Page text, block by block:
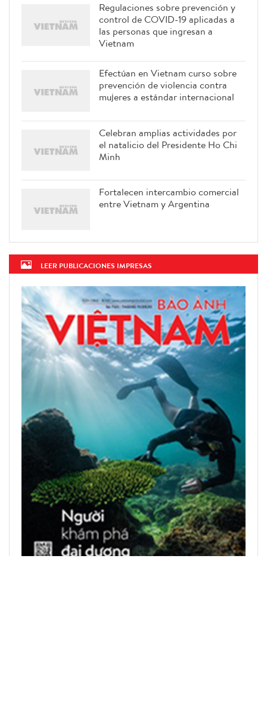
Regulaciones sobre prevención y
control de COVID-19 aplicadas a
las personas que ingresan a
Vietnam
Efectúan en Vietnam curso sobre
prevención de violencia contra
mujeres a estándar internacional
Celebran amplias actividades por
el natalicio del Presidente Ho Chi
Minh
Fortalecen intercambio comercial
entre Vietnam y Argentina
LEER PUBLICACIONES IMPRESAS